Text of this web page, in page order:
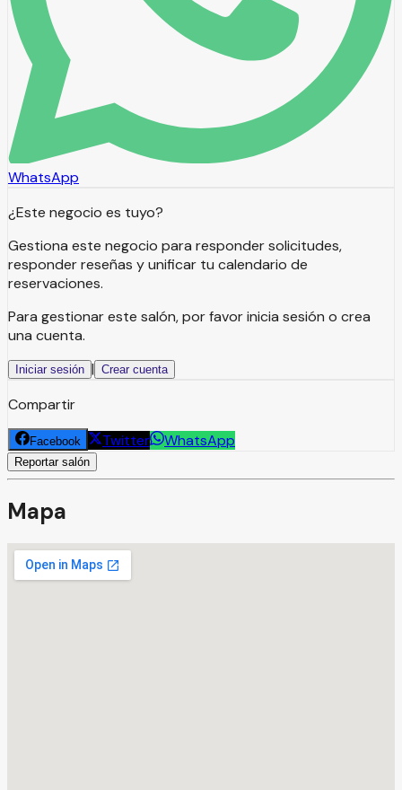
WhatsApp
¿Este negocio es tuyo?
Gestiona este negocio para responder solicitudes,
responder reseñas y unificar tu calendario de
reservaciones.
Para gestionar este salón, por favor inicia sesión o crea
una cuenta.
Iniciar sesión | Crear cuenta
Compartir
Facebook Twitter WhatsApp
Reportar salón
Mapa